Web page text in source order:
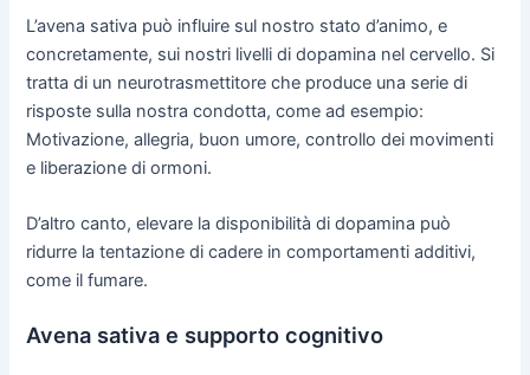
L’avena sativa può influire sul nostro stato d’animo, e
concretamente, sui nostri livelli di dopamina nel cervello. Si
tratta di un neurotrasmettitore che produce una serie di
risposte sulla nostra condotta, come ad esempio:
Motivazione, allegria, buon umore, controllo dei movimenti
e liberazione di ormoni.
D’altro canto, elevare la disponibilità di dopamina può
ridurre la tentazione di cadere in comportamenti additivi,
come il fumare.
Avena sativa e supporto cognitivo